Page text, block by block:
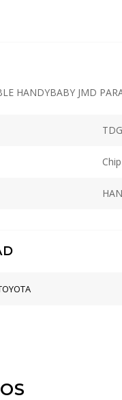
HANDYBABY JMD
TDG
Chip